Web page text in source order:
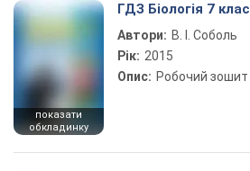
показати
обкладинку
ГДЗ Біологія 7 клас
Автори: В. І. Соболь
Рік: 2015
Опис: Робочий зошит